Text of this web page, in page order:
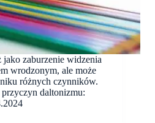
zaburzenie widzenia
wrodzonym, ale może
różnych czynników.
daltonizmu: